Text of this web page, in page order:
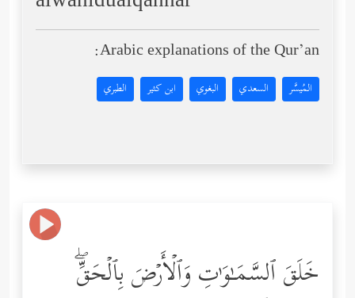
Arabic explanations of the Qur’an:
المُيسَّر السعدي البغوي ابن كثير الطبري
خَلَقَ ٱلسَّمَـٰوَ ٰ⁠تِ وَٱلۡأَرۡضَ بِٱلۡحَقِّۖ